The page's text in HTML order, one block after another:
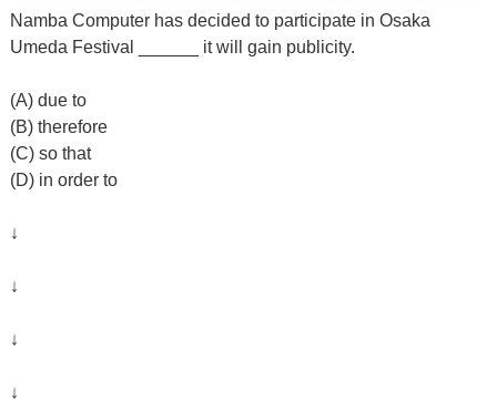
Namba Computer has decided to participate in Osaka
Umeda Festival ______ it will gain publicity.
(A) due to
(B) therefore
(C) so that
(D) in order to
↓
↓
↓
↓